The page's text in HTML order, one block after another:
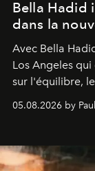
Bella Hadid
dans la
Avec Bella
Los Angeles
sur l'équilibre,
05.08.2026 by